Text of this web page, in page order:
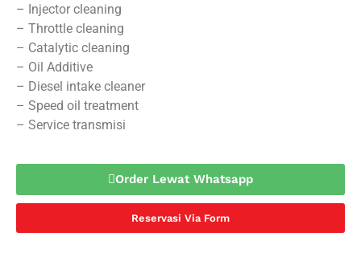
– Injector cleaning
– Throttle cleaning
– Catalytic cleaning
– Oil Additive
– Diesel intake cleaner
– Speed oil treatment
– Service transmisi
Order Lewat Whatsapp
Reservasi Via Form